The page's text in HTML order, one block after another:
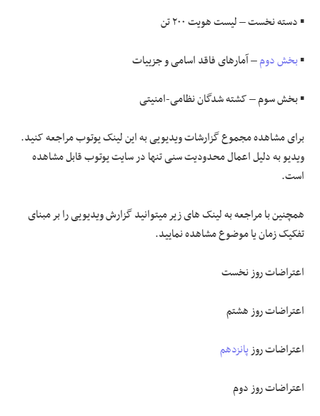
▪️ دسته نخست – لیست هویت ۲۰۰ تن
▪️بخش دوم– آمارهای فاقد اسامی و جزییات
▪️ بخش سوم – کشته شدگان نظامی-امنیتی
برای مشاهده مجموع گزارشات ویدیویی بهاین لینک یوتوبمراجعه کنید.
ویدیو به دلیل اعمال محدودیت سنی تنها در سایت یوتوب قابل مشاهده
است.
همچنین با مراجعه به لینک های زیر میتوانید گزارش ویدیویی را بر مبنای
تفکیک زمان یا موضوع مشاهده نمایید.
اعتراضات روز نخست
اعتراضات روز هشتم
اعتراضات روزپانزدهم
اعتراضات روز دوم